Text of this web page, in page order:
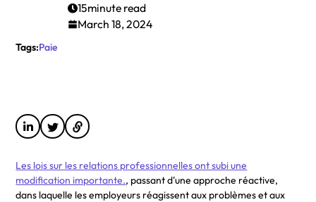
15minute read
March 18, 2024
Tags:Paie
Les lois sur les relations professionnelles ont subi une
modification importante., passant d'une approche réactive,
dans laquelle les employeurs réagissent aux problèmes et aux